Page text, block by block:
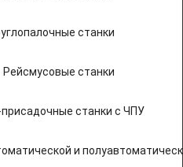
станки
Рейсмусовые станки
станки с ЧПУ
и